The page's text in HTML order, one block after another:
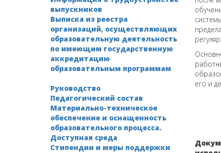
выпускников
Выписка из реестра
организаций, осуществляющих
образовательную деятельность
по имеющим государственную
аккредитацию
образовательным программам
Руководство
Педагогический состав
Материально-техническое
обеспечение и оснащенность
образовательного процесса.
Доступная среда
Стипендии и меры поддержки
его и